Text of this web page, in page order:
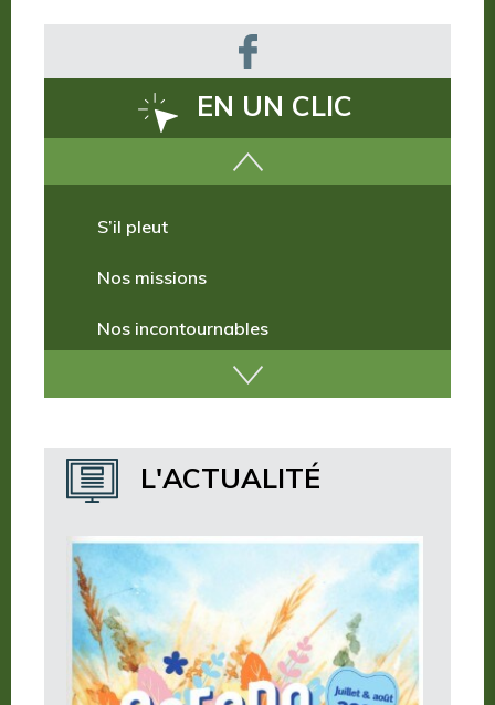
EN UN CLIC
Nos incontournables
Où dormir ?
L'ACTUALITÉ